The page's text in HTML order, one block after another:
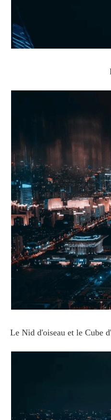
Le Nid d'oiseau et le Cube